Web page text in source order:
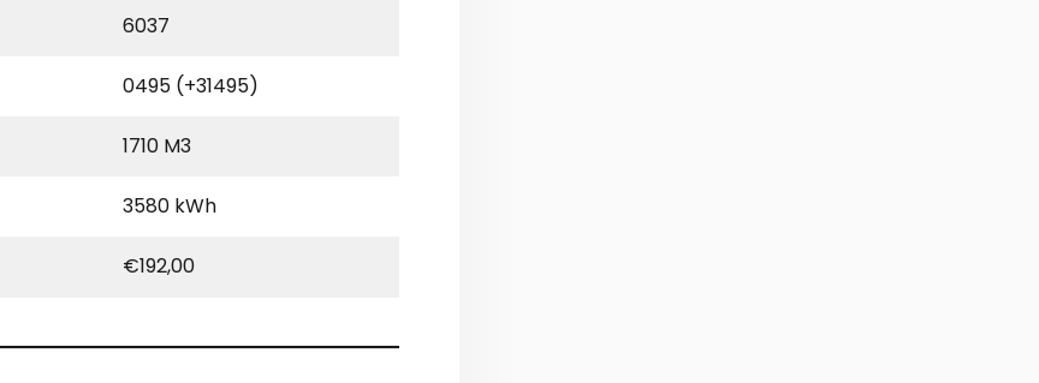
6037
0495 (+31495)
1710 M3
3580 kWh
€192,00